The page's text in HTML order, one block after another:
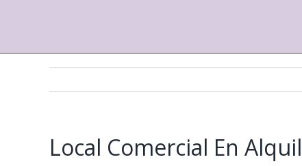
Local Comercial En